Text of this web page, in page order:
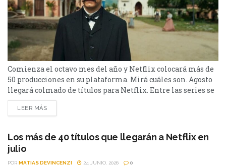
Comienza el octavo mes del año y Netflix colocará más de
50 producciones en su plataforma. Mirá cuáles son. Agosto
llegará colmado de títulos para Netflix. Entre las series se
destacan: Moria y la segunda parte de Cien Años de
Soledad, además de Toda la verdad de mis mentiras. Como
de...
LEER MÁS
Los más de 40 títulos que llegarán a Netflix en
julio
POR MATIAS DEVINCENZI 24 JUNIO, 2026 0